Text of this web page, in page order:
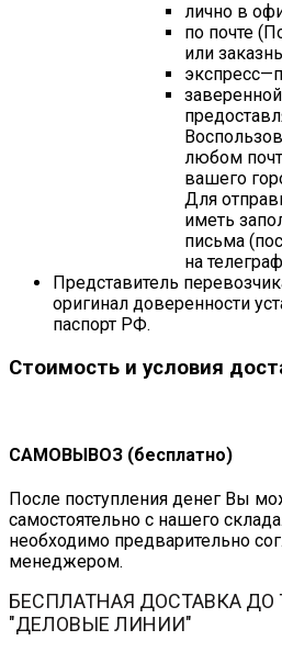
лично в
по почте
или
любом
вашего
Для
иметь
письма
на
Представитель
оригинал доверенности
паспорт РФ.
Стоимость и условия
САМОВЫВОЗ (бесплатно)
После поступления денег Вы
самостоятельно с нашего
необходимо предварительно
менеджером.
БЕСПЛАТНАЯ ДОСТАВКА
"ДЕЛОВЫЕ ЛИНИИ"